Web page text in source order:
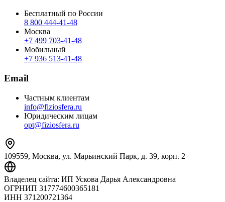
Бесплатный по России
8 800 444‑41‑48
Москва
+7 499 703‑41‑48
Мобильный
+7 936 513‑41‑48
Email
Частным клиентам
info@fiziosfera.ru
Юридическим лицам
opt@fiziosfera.ru
109559, Москва, ул. Марьинский Парк, д. 39, корп. 2
Владелец сайта: ИП Ускова Дарья Александровна
ОГРНИП 317774600365181
ИНН 371200721364